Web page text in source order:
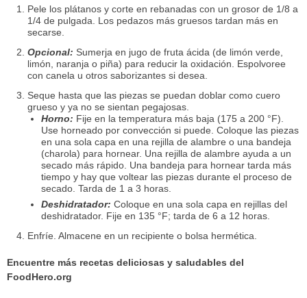
Pele los plátanos y corte en rebanadas con un grosor de 1/8 a
1/4 de pulgada. Los pedazos más gruesos tardan más en
secarse.
Opcional: Sumerja en jugo de fruta ácida (de limón verde,
limón, naranja o piña) para reducir la oxidación. Espolvoree
con canela u otros saborizantes si desea.
Seque hasta que las piezas se puedan doblar como cuero
grueso y ya no se sientan pegajosas.
Horno: Fije en la temperatura más baja (175 a 200 °F).
Use horneado por convección si puede. Coloque las piezas
en una sola capa en una rejilla de alambre o una bandeja
(charola) para hornear. Una rejilla de alambre ayuda a un
secado más rápido. Una bandeja para hornear tarda más
tiempo y hay que voltear las piezas durante el proceso de
secado. Tarda de 1 a 3 horas.
Deshidratador: Coloque en una sola capa en rejillas del
deshidratador. Fije en 135 °F; tarda de 6 a 12 horas.
Enfríe. Almacene en un recipiente o bolsa hermética.
Encuentre más recetas deliciosas y saludables del
FoodHero.org